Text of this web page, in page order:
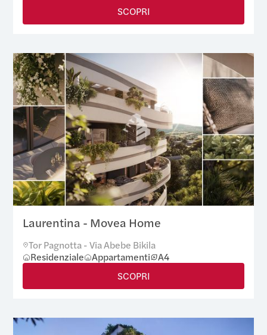
SCOPRI
Laurentina - Movea Home
Tor Pagnotta - Via Abebe Bikila
Residenziale
Appartamenti
A4
SCOPRI